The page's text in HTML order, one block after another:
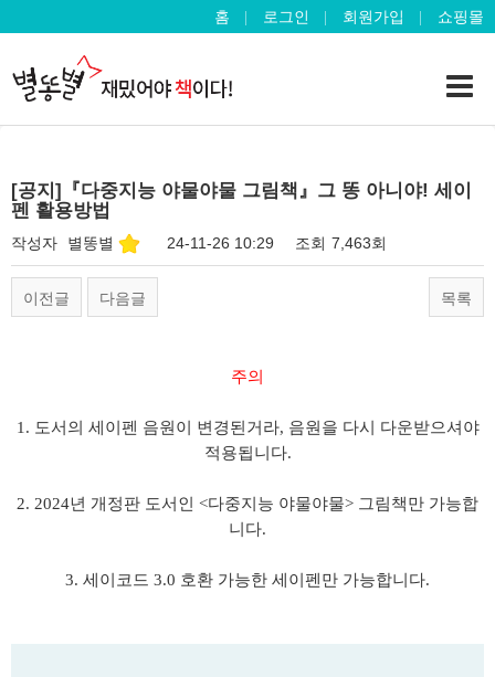
홈 로그인 회원가입 쇼핑몰
[공지]『다중지능 야물야물 그림책』그 똥 아니야! 세이
펜 활용방법
작성자 별똥별 24-11-26 10:29 조회 7,463회
이전글 다음글 목록
주의
1. 도서의 세이펜 음원이 변경된거라, 음원을 다시 다운받으셔야
적용됩니다.
2. 2024년 개정판 도서인 <다중지능 야물야물> 그림책만 가능합
니다.
3. 세이코드 3.0 호환 가능한 세이펜만 가능합니다.